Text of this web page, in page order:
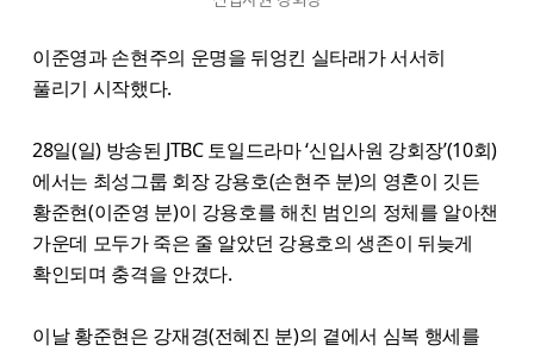
이준영과 손현주의 운명을 뒤엉킨 실타래가 서서히
풀리기 시작했다.
28일(일) 방송된 JTBC 토일드라마 ‘신입사원 강회장’(10회)
에서는 최성그룹 회장 강용호(손현주 분)의 영혼이 깃든
황준현(이준영 분)이 강용호를 해친 범인의 정체를 알아챈
가운데 모두가 죽은 줄 알았던 강용호의 생존이 뒤늦게
확인되며 충격을 안겼다.
이날 황준현은 강재경(전혜진 분)의 곁에서 심복 행세를